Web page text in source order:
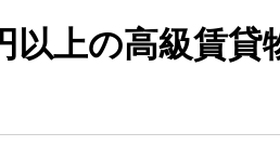
以上の高級賃